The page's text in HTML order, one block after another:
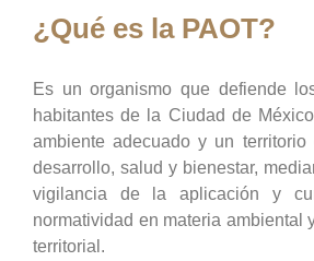
¿Qué es la PAOT?
Es un organismo que defiende
habitantes de la Ciudad de
ambiente adecuado y un territorio
desarrollo, salud y bienestar,
vigilancia de la aplicación y
normatividad en materia ambiental
territorial.